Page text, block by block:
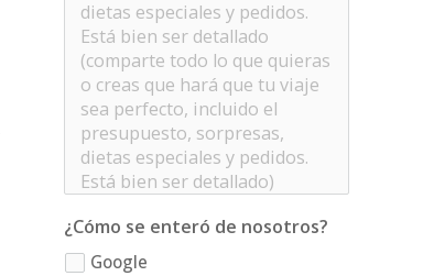
¿Cómo se enteró de nosotros?
Google